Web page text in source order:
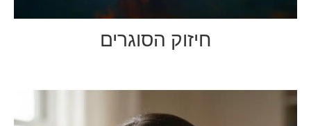
חיזוק הסוגרים